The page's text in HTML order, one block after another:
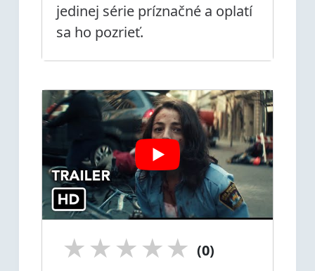
jedinej série príznačné a oplatí
sa ho pozrieť.
★
★
★
★
★ (0)